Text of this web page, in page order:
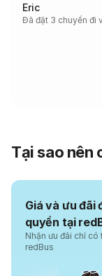
Eric
Đã đặt 3 chuyến đi
Tại sao nên
Giá và ưu đãi
quyền tại
Nhận ưu đãi chỉ có
redBus